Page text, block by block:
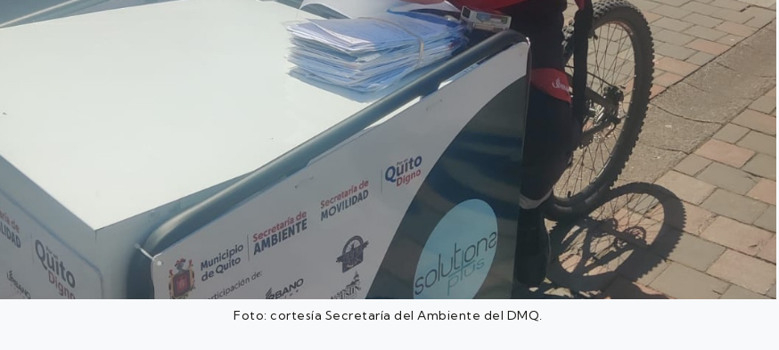
Foto: cortesía Secretaría del Ambiente del DMQ.